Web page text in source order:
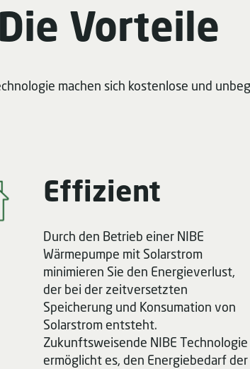
Die Vorteile
machen sich kostenlose und
Effizient
Durch den Betrieb einer NIBE
Wärmepumpe mit Solarstrom
minimieren Sie den Energieverlust,
der bei der zeitversetzten
Speicherung und Konsumation von
Solarstrom entsteht.
Zukunftsweisende NIBE Technologie
ermöglicht es, den Energiebedarf der